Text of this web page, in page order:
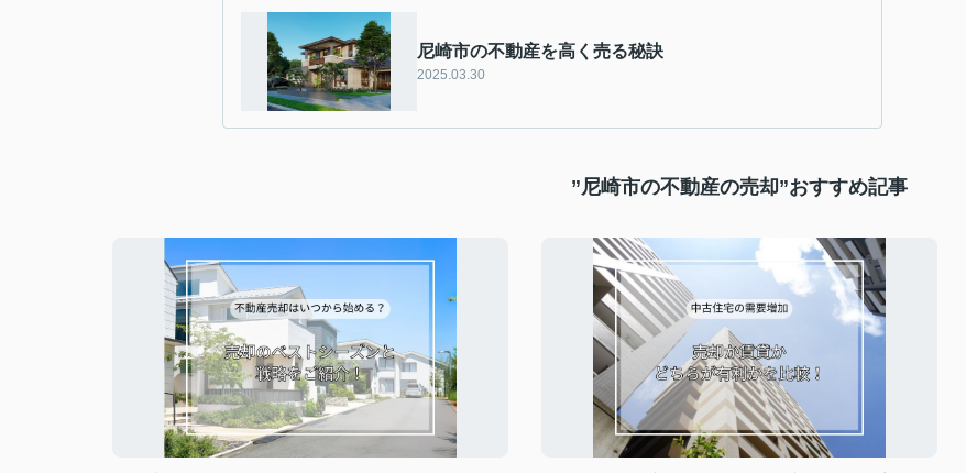
尼崎市の不動産を高く売る秘訣
2025.03.30
”尼崎市の不動産の売却”おすすめ記事